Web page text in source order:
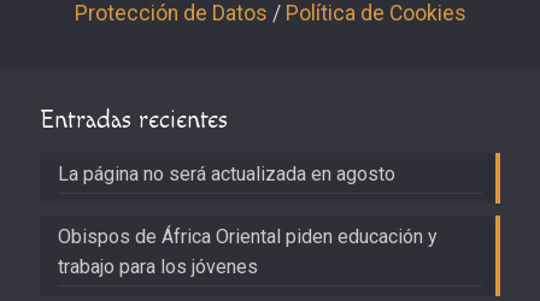
Protección de Datos / Política de Cookies
Entradas recientes
La página no será actualizada en agosto
Obispos de África Oriental piden educación y
trabajo para los jóvenes